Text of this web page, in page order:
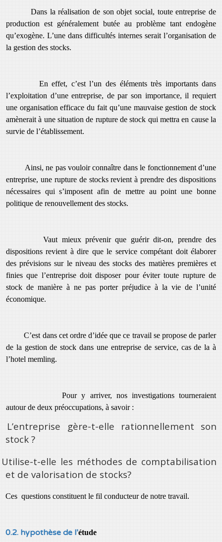
Dans la réalisation de son objet social, toute entreprise de
production est généralement butée au problème tant endogène
qu’exogène. L’une dans difficultés internes serait l’organisation de
la gestion des stocks.
En effet, c’est l’un des éléments très importants dans
l’exploitation d’une entreprise, de par son importance, il requiert
une organisation efficace du fait qu’une mauvaise gestion de stock
amènerait à une situation de rupture de stock qui mettra en cause la
survie de l’établissement.
Ainsi, ne pas vouloir connaître dans le fonctionnement d’une
entreprise, une rupture de stocks revient à prendre des dispositions
nécessaires qui s’imposent afin de mettre au point une bonne
politique de renouvellement des stocks.
Vaut mieux prévenir que guérir dit-on, prendre des
dispositions revient à dire que le service compétant doit élaborer
des prévisions sur le niveau des stocks des matières premières et
finies que l’entreprise doit disposer pour éviter toute rupture de
stock de manière à ne pas porter préjudice à la vie de l’unité
économique.
C’est dans cet ordre d’idée que ce travail se propose de parler
de la gestion de stock dans une entreprise de service, cas de laà
l’hotel memling.
Pour y arriver, nos investigations tourneraient
autour de deux préoccupations, à savoir :
L’entreprise gère-t-elle rationnellement son
stock ?
Utilise-t-elle les méthodes de comptabilisation
et de valorisation de stocks?
Ces questions constituent le fil conducteur de notre travail.
0.2. hypothèse de l’étude